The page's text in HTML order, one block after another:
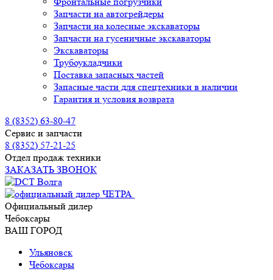
Запчасти на автогрейдеры
Запчасти на колесные экскаваторы
Запчасти на гусеничные экскаваторы
Экскаваторы
Трубоукладчики
Поставка запасных частей
Запасные части для спецтехники в наличии
Гарантия и условия возврата
8 (8352) 63-80-47
Сервис и запчасти
8 (8352) 57-21-25
Отдел продаж техники
ЗАКАЗАТЬ ЗВОНОК
Официальный дилер
Чебоксары
ВАШ ГОРОД
Ульяновск
Чебоксары